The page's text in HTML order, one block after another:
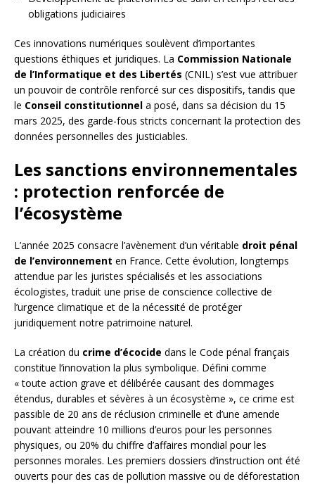
obligations judiciaires
Ces innovations numériques soulèvent d’importantes
questions éthiques et juridiques. La Commission Nationale
de l’Informatique et des Libertés (CNIL) s’est vue attribuer
un pouvoir de contrôle renforcé sur ces dispositifs, tandis que
le Conseil constitutionnel a posé, dans sa décision du 15
mars 2025, des garde-fous stricts concernant la protection des
données personnelles des justiciables.
Les sanctions environnementales
: protection renforcée de
l’écosystème
L’année 2025 consacre l’avènement d’un véritable droit pénal
de l’environnement en France. Cette évolution, longtemps
attendue par les juristes spécialisés et les associations
écologistes, traduit une prise de conscience collective de
l’urgence climatique et de la nécessité de protéger
juridiquement notre patrimoine naturel.
La création du crime d’écocide dans le Code pénal français
constitue l’innovation la plus symbolique. Défini comme
« toute action grave et délibérée causant des dommages
étendus, durables et sévères à un écosystème », ce crime est
passible de 20 ans de réclusion criminelle et d’une amende
pouvant atteindre 10 millions d’euros pour les personnes
physiques, ou 20% du chiffre d’affaires mondial pour les
personnes morales. Les premiers dossiers d’instruction ont été
ouverts pour des cas de pollution massive ou de déforestation